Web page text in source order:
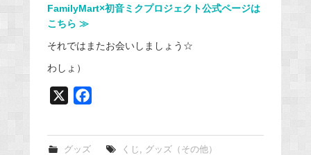
FamilyMart×初音ミクプロジェクト公式ページは
こちら ≫
それではまたお会いしましょう☆
わしょ）
グッズ くじ グッズ（その他）